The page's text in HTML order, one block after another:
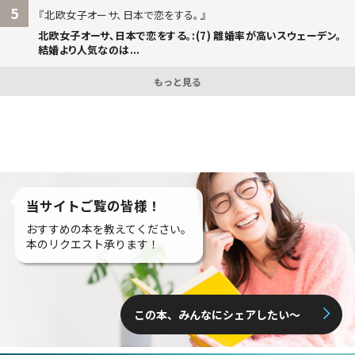
5
北欧女子オーサ、日本で恋をする。
北欧女子オーサ、日本で恋をする。:(7) 離婚率が高いスウェーデン。
結婚より人気なのは...
もっと見る
当サイトご覧の皆様！
おすすめの本を教えてください。
本のリクエスト承ります！
この本、みんなにシェアしたい〜